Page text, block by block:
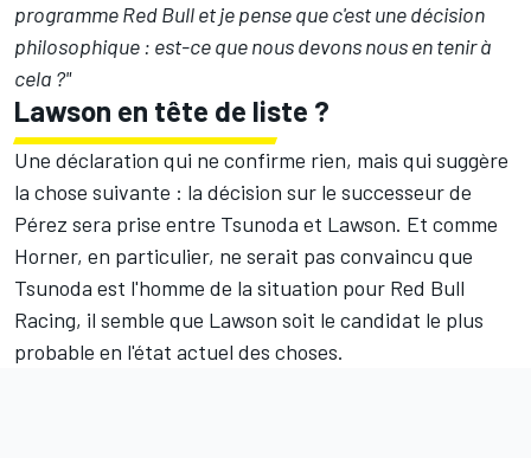
programme Red Bull et je pense que c'est une décision
philosophique : est-ce que nous devons nous en tenir à
cela ?"
Lawson en tête de liste ?
Une déclaration qui ne confirme rien, mais qui suggère
la chose suivante : la décision sur le successeur de
Pérez sera prise entre Tsunoda et Lawson. Et comme
Horner, en particulier, ne serait pas convaincu que
Tsunoda est l'homme de la situation pour Red Bull
Racing, il semble que Lawson soit le candidat le plus
probable en l'état actuel des choses.